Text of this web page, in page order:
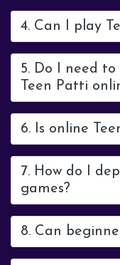
4. Can I play
5. Do I need
Teen Patti
6. Is online
7. How do I
games?
8. Can